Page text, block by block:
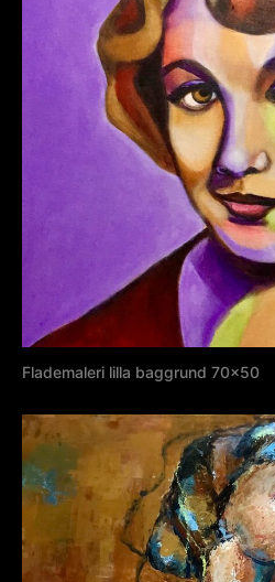
Flademaleri lilla baggrund 70×50